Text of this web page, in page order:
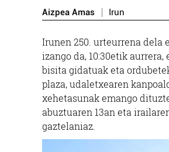
Aizpea Amas Irun
Irunen 250. urteurrena dela
izango da, 10:30etik
bisita gidatuak eta
plaza, udaletxearen
xehetasunak emango
abuztuaren 13an eta
gaztelaniaz.